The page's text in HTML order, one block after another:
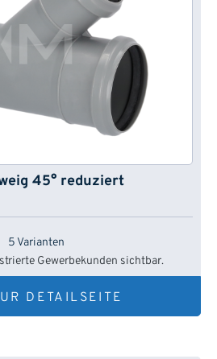
45° reduziert
5 Varianten
Gewerbekunden sichtbar.
DETAILSEITE